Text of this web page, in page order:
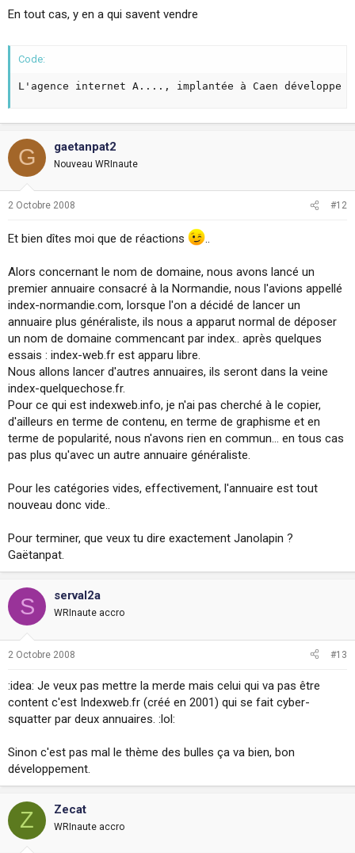
En tout cas, y en a qui savent vendre
Code:
L'agence internet A...., implantée à Caen
G gaetanpat2
Nouveau WRInaute
2 Octobre 2008 #12
Et bien dîtes moi que de réactions ..
Alors concernant le nom de domaine, nous avons lancé un
premier annuaire consacré à la Normandie, nous l'avions appellé
index-normandie.com, lorsque l'on a décidé de lancer un
annuaire plus généraliste, ils nous a apparut normal de déposer
un nom de domaine commencant par index.. après quelques
essais : index-web.fr est apparu libre.
Nous allons lancer d'autres annuaires, ils seront dans la veine
index-quelquechose.fr.
Pour ce qui est indexweb.info, je n'ai pas cherché à le copier,
d'ailleurs en terme de contenu, en terme de graphisme et en
terme de popularité, nous n'avons rien en commun... en tous cas
pas plus qu'avec un autre annuaire généraliste.
Pour les catégories vides, effectivement, l'annuaire est tout
nouveau donc vide..
Pour terminer, que veux tu dire exactement Janolapin ?
Gaëtanpat.
S serval2a
WRInaute accro
2 Octobre 2008 #13
:idea: Je veux pas mettre la merde mais celui qui va pas être
content c'est Indexweb.fr (créé en 2001) qui se fait cyber-
squatter par deux annuaires. :lol:
Sinon c'est pas mal le thème des bulles ça va bien, bon
développement.
Z Zecat
WRInaute accro